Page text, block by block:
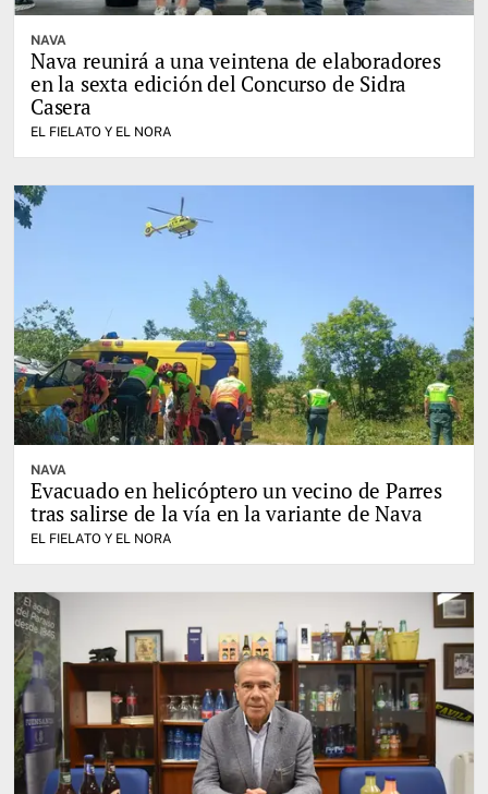
NAVA
Nava reunirá a una veintena de elaboradores
en la sexta edición del Concurso de Sidra
Casera
EL FIELATO Y EL NORA
NAVA
Evacuado en helicóptero un vecino de Parres
tras salirse de la vía en la variante de Nava
EL FIELATO Y EL NORA